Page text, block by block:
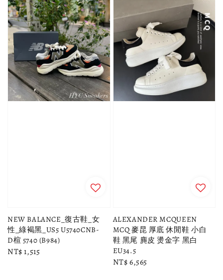
NEW BALANCE_復古鞋_女
性_綠褐黑_US5 U5740CNB-
D楦 5740 (B984)
Regular
NT$ 1,515
ALEXANDER MCQUEEN
MCQ 麥昆 厚底 休閒鞋 小白
鞋 黑尾 麂皮 燙金字 黑白
EU34.5
Regular
NT$ 6,565